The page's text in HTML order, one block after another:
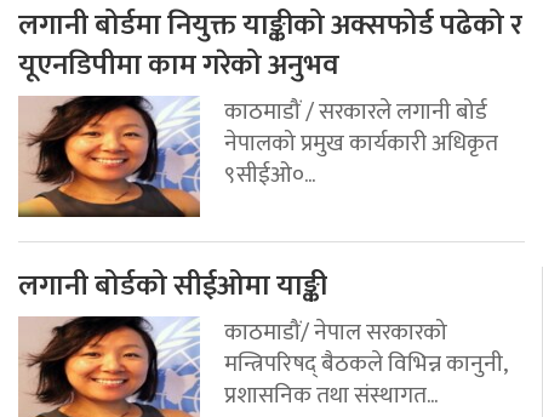
लगानी बोर्डमा नियुक्त याङ्कीको अक्सफोर्ड पढेको र
यूएनडिपीमा काम गरेको अनुभव
काठमाडौं / सरकारले लगानी बोर्ड
नेपालको प्रमुख कार्यकारी अधिकृत
९सीईओ०...
लगानी बोर्डको सीईओमा याङ्की
काठमाडौं/ नेपाल सरकारको
मन्त्रिपरिषद् बैठकले विभिन्न कानुनी,
प्रशासनिक तथा संस्थागत...